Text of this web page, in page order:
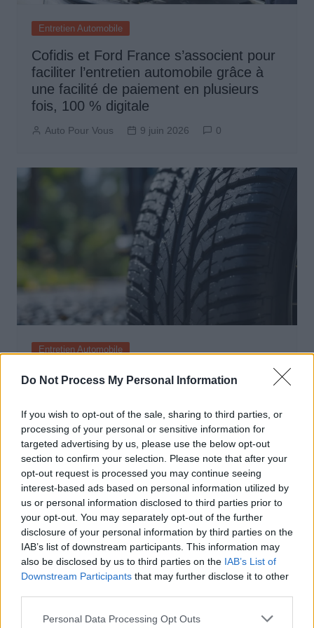
Do Not Process My Personal Information
If you wish to opt-out of the sale, sharing to third parties, or
processing of your personal or sensitive information for
targeted advertising by us, please use the below opt-out
section to confirm your selection. Please note that after your
opt-out request is processed you may continue seeing
interest-based ads based on personal information utilized by
us or personal information disclosed to third parties prior to
your opt-out. You may separately opt-out of the further
disclosure of your personal information by third parties on the
IAB’s list of downstream participants. This information may
also be disclosed by us to third parties on the IAB’s List of
Downstream Participants that may further disclose it to other
Personal Data Processing Opt Outs
Entretien Automobile
Cofidis et Ford France s’associent pour
faciliter l’entretien automobile grâce à
une facilité de paiement en plusieurs
fois, 100 % digitale
Auto Pour Vous 9 juin 2026 0
Entretien Automobile
Californie : des pneus plus économes
Auto Pour Vous 3 juin 2026 0